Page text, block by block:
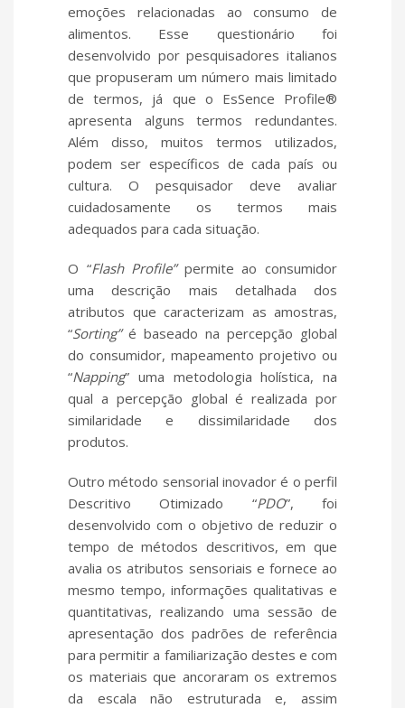
emoções relacionadas ao consumo de
alimentos. Esse questionário foi
desenvolvido por pesquisadores italianos
que propuseram um número mais limitado
de termos, já que o EsSence Profile®
apresenta alguns termos redundantes.
Além disso, muitos termos utilizados,
podem ser específicos de cada país ou
cultura. O pesquisador deve avaliar
cuidadosamente os termos mais
adequados para cada situação.
O “Flash Profile”permite ao consumidor
uma descrição mais detalhada dos
atributos que caracterizam as amostras,
“Sorting”é baseado na percepção global
do consumidor, mapeamento projetivo ou
“Napping” uma metodologia holística, na
qual a percepção global é realizada por
similaridade e dissimilaridade dos
produtos.
Outro método sensorial inovador é o perfil
Descritivo Otimizado “PDO”, foi
desenvolvido com o objetivo de reduzir o
tempo de métodos descritivos, em que
avalia os atributos sensoriais e fornece ao
mesmo tempo, informações qualitativas e
quantitativas, realizando uma sessão de
apresentação dos padrões de referência
para permitir a familiarização destes e com
os materiais que ancoraram os extremos
da escala não estruturada e, assim